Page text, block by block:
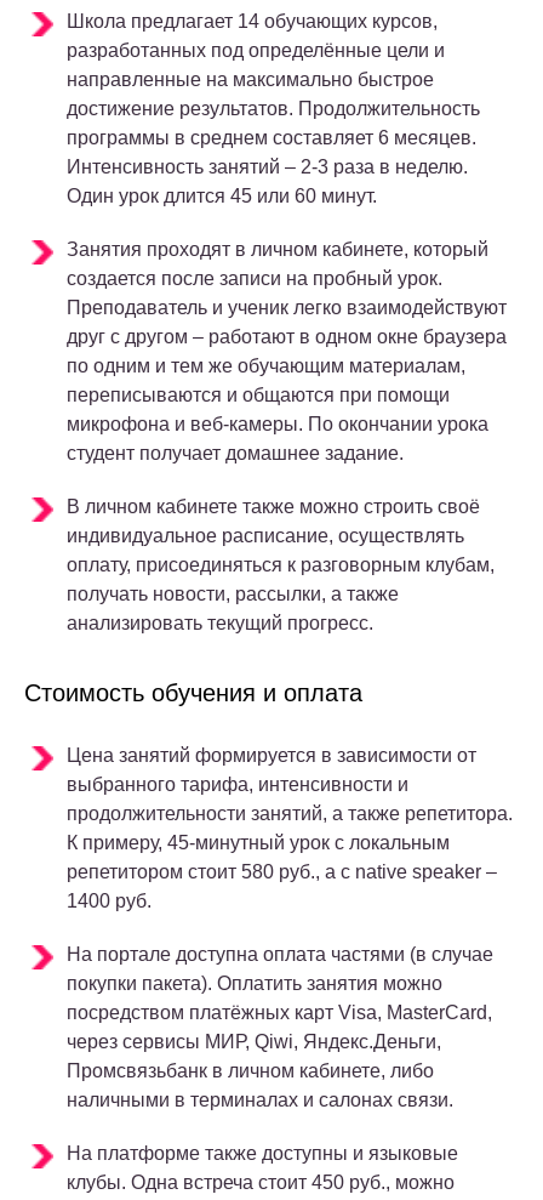
Школа предлагает 14 обучающих курсов,
разработанных под определённые цели и
направленные на максимально быстрое
достижение результатов. Продолжительность
программы в среднем составляет 6 месяцев.
Интенсивность занятий – 2-3 раза в неделю.
Один урок длится 45 или 60 минут.
Занятия проходят в личном кабинете, который
создается после записи на пробный урок.
Преподаватель и ученик легко взаимодействуют
друг с другом – работают в одном окне браузера
по одним и тем же обучающим материалам,
переписываются и общаются при помощи
микрофона и веб-камеры. По окончании урока
студент получает домашнее задание.
В личном кабинете также можно строить своё
индивидуальное расписание, осуществлять
оплату, присоединяться к разговорным клубам,
получать новости, рассылки, а также
анализировать текущий прогресс.
Стоимость обучения и оплата
Цена занятий формируется в зависимости от
выбранного тарифа, интенсивности и
продолжительности занятий, а также репетитора.
К примеру, 45-минутный урок с локальным
репетитором стоит 580 руб., а с native speaker –
1400 руб.
На портале доступна оплата частями (в случае
покупки пакета). Оплатить занятия можно
посредством платёжных карт Visa, MasterCard,
через сервисы МИР, Qiwi, Яндекс.Деньги,
Промсвязьбанк в личном кабинете, либо
наличными в терминалах и салонах связи.
На платформе также доступны и языковые
клубы. Одна встреча стоит 450 руб., можно